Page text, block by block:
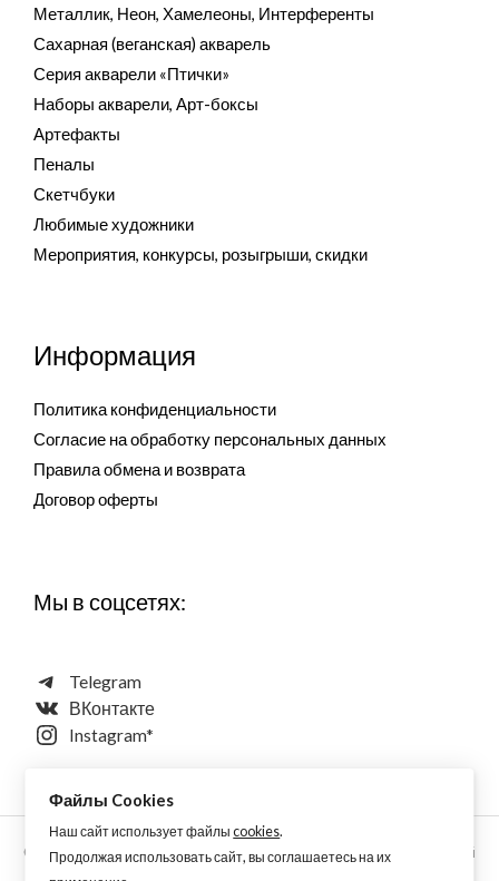
Металлик, Неон, Хамелеоны, Интерференты
Сахарная (веганская) акварель
Серия акварели «Птички»
Наборы акварели, Арт-боксы
Артефакты
Пеналы
Скетчбуки
Любимые художники
Мероприятия, конкурсы, розыгрыши, скидки
Информация
Политика конфиденциальности
Согласие на обработку персональных данных
Правила обмена и возврата
Договор оферты
Мы в соцсетях:
Telegram
ВКонтакте
Instagram*
Copyright © 2026 Aquarellewings - уникальная акварель ручной
Файлы Cookies
Наш сайт использует файлыcookies.
Продолжая использовать сайт, вы соглашаетесь на их